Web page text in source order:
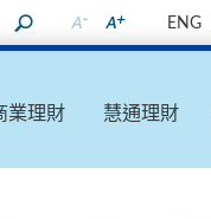
ENG
業理財 慧通理財